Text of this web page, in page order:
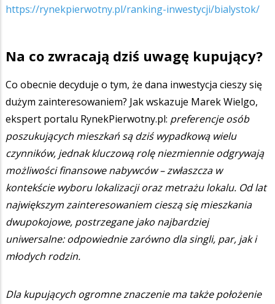
https://rynekpierwotny.pl/ranking-inwestycji/bialystok/
Na co zwracają dziś uwagę kupujący?
Co obecnie decyduje o tym, że dana inwestycja cieszy się
dużym zainteresowaniem? Jak wskazuje Marek Wielgo,
ekspert portalu RynekPierwotny.pl: preferencje osób
poszukujących mieszkań są dziś wypadkową wielu
czynników, jednak kluczową rolę niezmiennie odgrywają
możliwości finansowe nabywców – zwłaszcza w
kontekście wyboru lokalizacji oraz metrażu lokalu. Od lat
największym zainteresowaniem cieszą się mieszkania
dwupokojowe, postrzegane jako najbardziej
uniwersalne: odpowiednie zarówno dla singli, par, jak i
młodych rodzin.
Dla kupujących ogromne znaczenie ma także położenie